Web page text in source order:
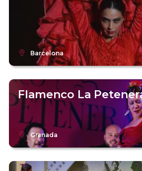
Barcelona
Flamenco La
Granada